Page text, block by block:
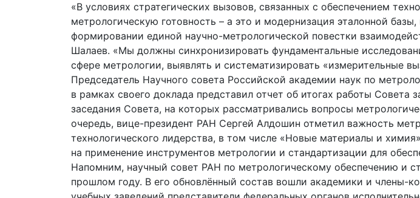
«В условиях стратегических вызовов, связанных с обеспечением
метрологическую готовность – а это и модернизация эталонной
формировании единой научно-метрологической повестки
Шалаев. «Мы должны синхронизировать фундаментальные
сфере метрологии, выявлять и систематизировать «измерительные
Председатель Научного совета Российской академии наук по
в рамках своего доклада представил отчет об итогах работы Совета
заседания Совета, на которых рассматривались вопросы
очередь, вице-президент РАН Сергей Алдошин отметил важность
технологического лидерства, в том числе «Новые материалы и
на применение инструментов метрологии и стандартизации для
Напомним, научный совет РАН по метрологическому обеспечению и
прошлом году. В его обновлённый состав вошли академики и члены-